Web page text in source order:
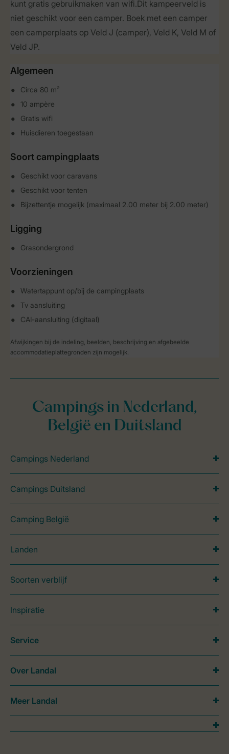
kunt gratis gebruikmaken van wifi.Dit kampeerveld is
niet geschikt voor een camper. Boek met een camper
een camperplaats op Veld J (camper), Veld K, Veld M of
Veld JP.
Algemeen
Circa 80 m²
10 ampère
Gratis wifi
Huisdieren toegestaan
Soort campingplaats
Geschikt voor caravans
Geschikt voor tenten
Bijzettentje mogelijk (maximaal 2.00 meter bij 2.00 meter)
Ligging
Grasondergrond
Voorzieningen
Watertappunt op/bij de campingplaats
Tv aansluiting
CAI-aansluiting (digitaal)
Afwijkingen bij de indeling, beelden, beschrijving en afgebeelde
accommodatieplattegronden zijn mogelijk.
Campings in Nederland,
België en Duitsland
Campings Nederland
Campings Duitsland
Camping België
Landen
Soorten verblijf
Inspiratie
Service
Over Landal
Meer Landal